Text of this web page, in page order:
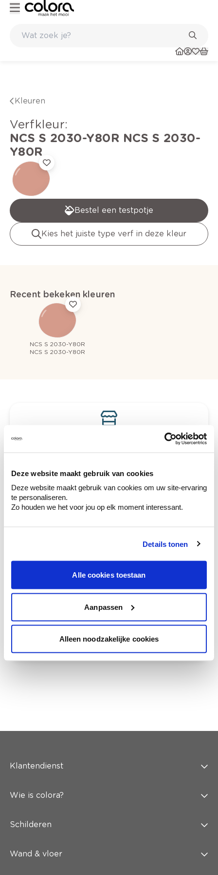
Deze website maakt gebruik van cookies
Deze website maakt gebruik van cookies om uw site-ervaring
te personaliseren.
Zo houden we het voor jou op elk moment interessant.
Details tonen
Alle cookies toestaan
Aanpassen
Alleen noodzakelijke cookies
Kleuren
verfkleur:
NCS S 2030-Y80R NCS S 2030-
Y80R
Bestel een testpotje
Kies het juiste type verf in deze kleur
Recent bekeken kleuren
NCS S 2030-Y80R
NCS S 2030-Y80R
Ontdek er kleurechte stalen van je
Bekijk er de bijhorende tinten om je kleur
Krijg persoonlijk advies om kleuren te
combineren.
Ga samen met de kleuradviseur door je
Krijg kleuradvies op basis van de lichtinval
en je meubels.
van je muren.
Klantendienst
Wie is colora?
Schilderen
Wand & vloer